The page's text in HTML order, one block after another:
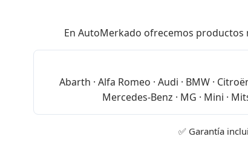
En AutoMerkado ofrecemos productos
Abarth · Alfa Romeo · Audi · BMW ·
Mercedes-Benz · MG · Mini ·
✅ Garantía